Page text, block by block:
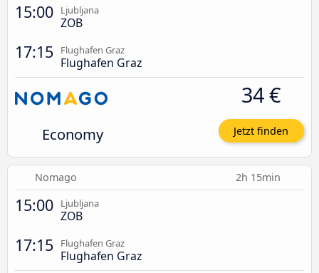
15:00 Ljubljana
ZOB
17:15 Flughafen Graz
Flughafen Graz
Economy
34 €
Jetzt finden
Nomago 2h 15min
15:00 Ljubljana
ZOB
17:15 Flughafen Graz
Flughafen Graz